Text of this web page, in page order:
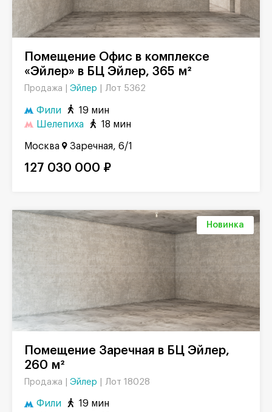
«Эйлер» в БЦ Эйлер, 365 м²
Продажа | Эйлер Лот 5362
Фили
19 мин
Шелепиха
18 мин
Москва Заречная, 6/1
127 030 000 ₽
Новинка
Помещение Заречная в БЦ Эйлер,
260 м²
Продажа | Эйлер Лот 18028
Фили
19 мин